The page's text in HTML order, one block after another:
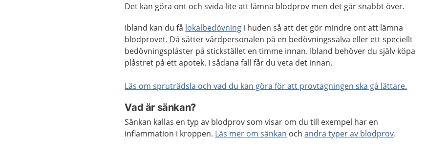
Det kan göra ont och svida lite att lämna blodprov men det går snabbt över.
Ibland kan du få lokalbedövning i huden så att det gör mindre ont att lämna
blodprovet. Då sätter vårdpersonalen på en bedövningssalva eller ett speciellt
bedövningsplåster på stickstället en timme innan. Ibland behöver du själv köpa
plåstret på ett apotek. I sådana fall får du veta det innan.
Läs om spruträdsla och vad du kan göra för att provtagningen ska gå lättare.
Vad är sänkan?
Sänkan kallas en typ av blodprov som visar om du till exempel har en
inflammation i kroppen. Läs mer om sänkan ochandra typer av blodprov.